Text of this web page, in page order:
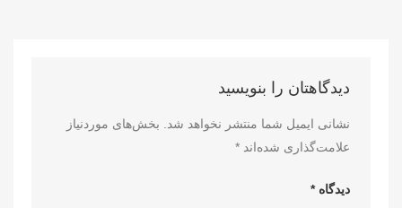
دیدگاهتان را بنویسید
نشانی ایمیل شما منتشر نخواهد شد. بخش‌های موردنیاز
علامت‌گذاری شده‌اند *
دیدگاه*